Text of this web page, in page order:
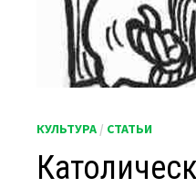
КУЛЬТУРА / СТАТЬИ